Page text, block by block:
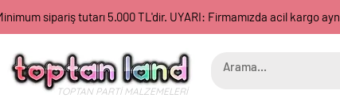
sipariş tutarı 5.000 TL'dir. UYARI: Firmamızda acil kargo
TOPTAN PARTİ MALZEMELERİ